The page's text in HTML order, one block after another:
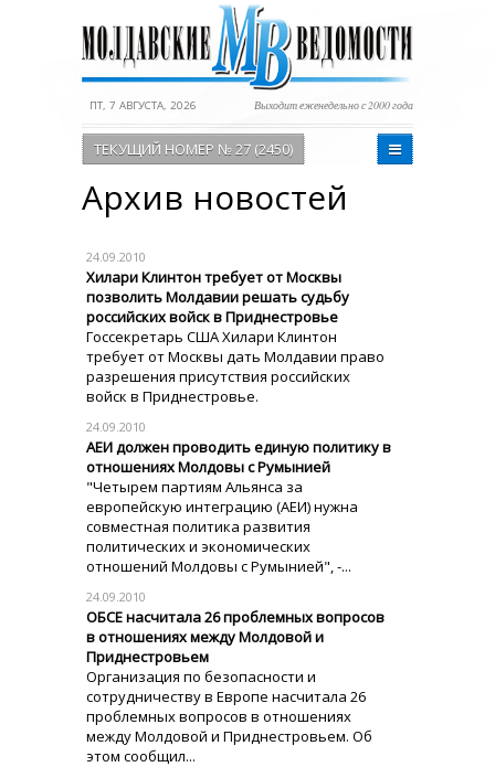
ПТ, 7 АВГУСТА, 2026 Выходит еженедельно с 2000 года
ТЕКУЩИЙ НОМЕР № 27 (2450)
Архив новостей
24.09.2010
Хилари Клинтон требует от Москвы
позволить Молдавии решать судьбу
российских войск в Приднестровье
Госсекретарь США Хилари Клинтон
требует от Москвы дать Молдавии право
разрешения присутствия российских
войск в Приднестровье.
24.09.2010
АЕИ должен проводить единую политику в
отношениях Молдовы с Румынией
"Четырем партиям Альянса за
европейскую интеграцию (АЕИ) нужна
совместная политика развития
политических и экономических
отношений Молдовы с Румынией", -...
24.09.2010
ОБСЕ насчитала 26 проблемных вопросов
в отношениях между Молдовой и
Приднестровьем
Организация по безопасности и
сотрудничеству в Европе насчитала 26
проблемных вопросов в отношениях
между Молдовой и Приднестровьем. Об
этом сообщил...